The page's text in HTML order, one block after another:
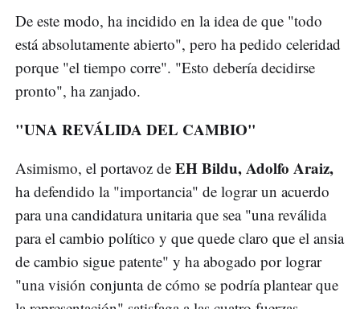
De este modo, ha incidido en la idea de que "todo
está absolutamente abierto", pero ha pedido celeridad
porque "el tiempo corre". "Esto debería decidirse
pronto", ha zanjado.
"UNA REVÁLIDA DEL CAMBIO"
Asimismo, el portavoz de EH Bildu, Adolfo Araiz,
ha defendido la "importancia" de lograr un acuerdo
para una candidatura unitaria que sea "una reválida
para el cambio político y que quede claro que el ansia
de cambio sigue patente" y ha abogado por lograr
"una visión conjunta de cómo se podría plantear que